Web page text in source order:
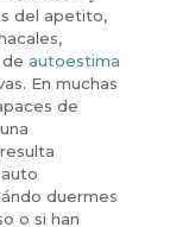
del apetito,
autoestima
En muchas
de
duermes
o si han